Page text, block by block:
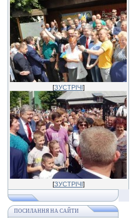
[ЗУСТРІЧІ]
[ЗУСТРІЧІ]
ПОСИЛАННЯ НА САЙТИ